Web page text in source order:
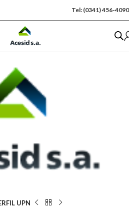
Tel: (0341) 456-4090
UPN